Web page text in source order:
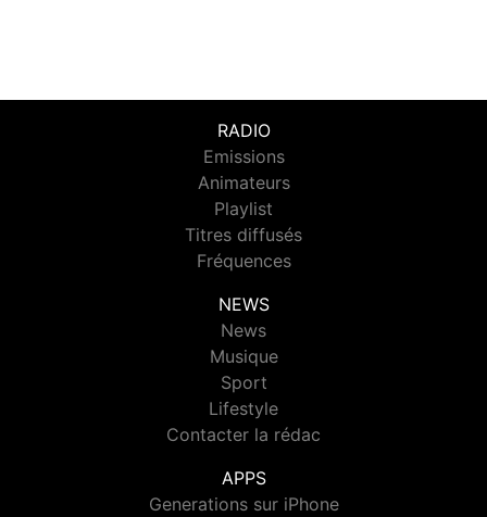
RADIO
Emissions
Animateurs
Playlist
Titres diffusés
Fréquences
NEWS
News
Musique
Sport
Lifestyle
Contacter la rédac
APPS
Generations sur iPhone